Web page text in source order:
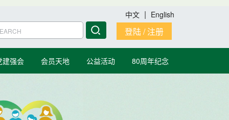
中文 | English
登陆 / 注册
建强会 会员天地 公益活动 80周年纪念